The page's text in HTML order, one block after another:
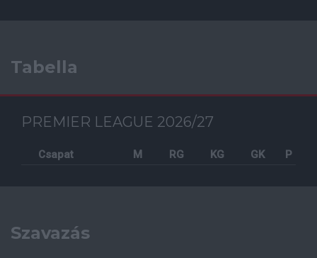
Tabella
PREMIER LEAGUE 2026/27
Csapat M RG KG GK P
Szavazás